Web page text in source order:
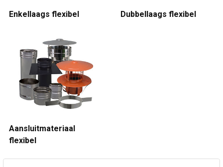
Enkellaags flexibel Dubbellaags flexibel
Aansluitmateriaal
flexibel